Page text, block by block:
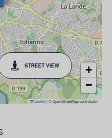
STREET VIEW
+
−
Leaflet|© OpenStreetMap contributors